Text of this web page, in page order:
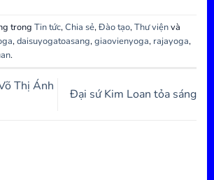
trong Tin tức,Chia sẻ,Đào tạo,Thư việnvà
,daisuyogatoasang,giaovienyoga, rajayoga,
.
Thị Ánh
Đại sứ Kim Loan tỏa sáng